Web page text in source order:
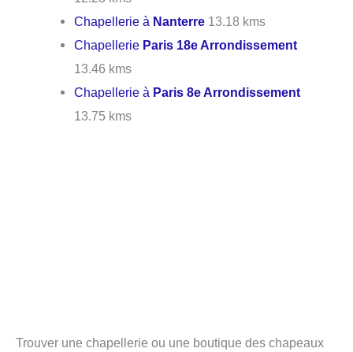
Chapellerie à Nanterre 13.18 kms
Chapellerie Paris 18e Arrondissement
13.46 kms
Chapellerie à Paris 8e Arrondissement
13.75 kms
Trouver une chapellerie ou une boutique des chapeaux